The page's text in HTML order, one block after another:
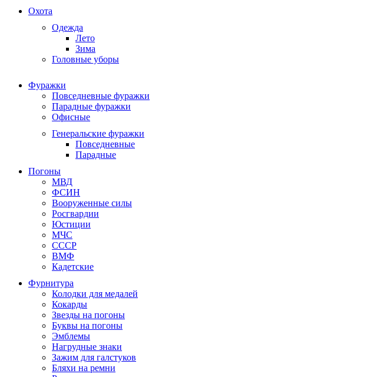
Охота
Одежда
Лето
Зима
Головные уборы
Фуражки
Повседневные фуражки
Парадные фуражки
Офисные
Генеральские фуражки
Повседневные
Парадные
Погоны
МВД
ФСИН
Вооруженные силы
Росгвардии
Юстиции
МЧС
СССР
ВМФ
Кадетские
Фурнитура
Колодки для медалей
Кокарды
Звезды на погоны
Буквы на погоны
Эмблемы
Нагрудные знаки
Зажим для галстуков
Бляхи на ремни